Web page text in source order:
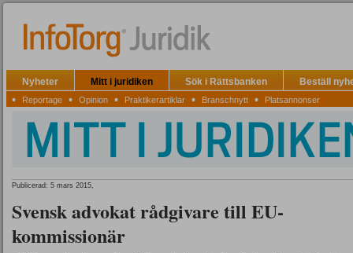
Nyheter Mitt i juridiken Sök i Rättsbanken Beställ
▪ Reportage ▪ Opinion ▪ Praktikerartiklar ▪ Branschnytt ▪ Platsannonser
Publicerad: 5 mars 2015,
Svensk advokat rådgivare till EU-
kommissionär